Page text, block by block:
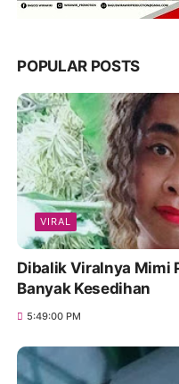
POPULAR POSTS
VIRAL
Dibalik Viralnya Mimi
Banyak Kesedihan
5:49:00 PM